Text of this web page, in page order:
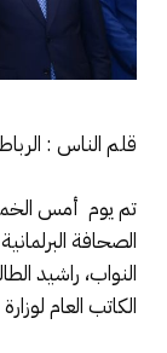
قلم الناس :
تم يوم أمس
الصحافة
النواب، راشيد
الكاتب العام